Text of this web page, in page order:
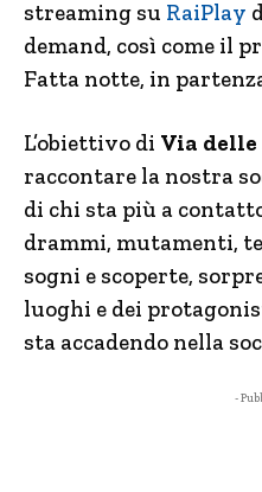
streaming su RaiPlay
demand, così come il
Fatta notte, in
L’obiettivo di Via
raccontare la nostra
di chi sta più a
drammi, mutamenti,
sogni e scoperte,
luoghi e dei
sta accadendo nella
-